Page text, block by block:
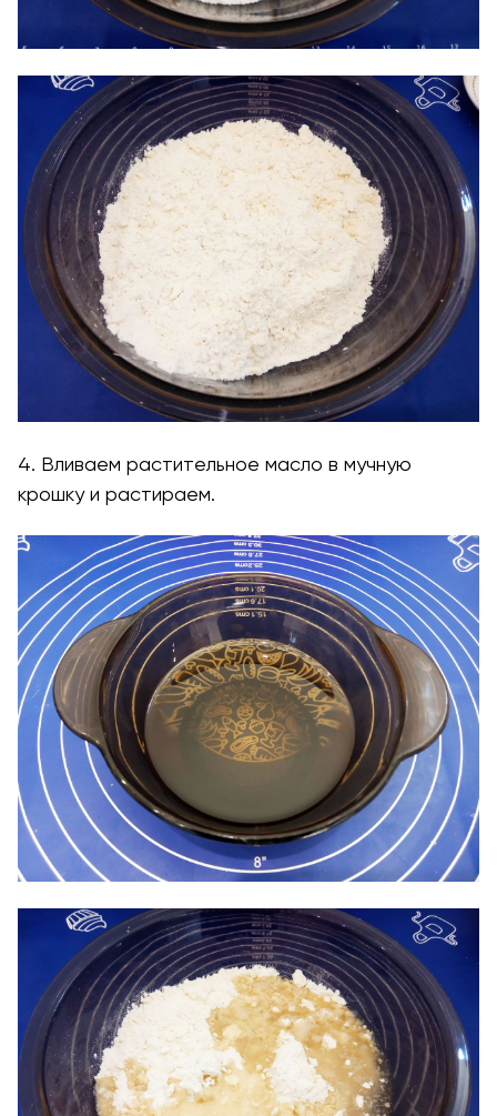
4. Вливаем растительное масло в мучную
крошку и растираем.